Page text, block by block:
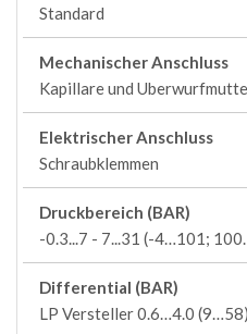
Standard
Mechanischer Anschluss
Kapillare und
Elektrischer Anschluss
Schraubklemmen
Druckbereich (BAR)
-0.3...7 - 7...31 (-4…101;
Differential (BAR)
LP Versteller 0.6…4.0